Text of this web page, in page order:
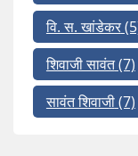
वि. स. खांडेकर
शिवाजी सावंत(7)
सावंत शिवाजी(7)